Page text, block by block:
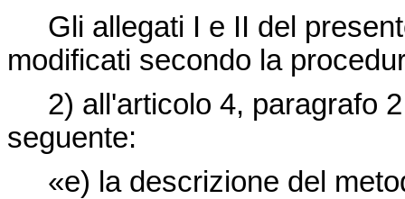
Gli allegati I e II del
modificati secondo la
2) all'articolo 4, paragrafo
seguente:
«e) la descrizione del